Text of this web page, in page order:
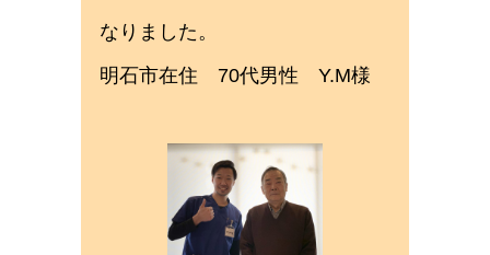
なりました。
明石市在住 70代男性 Y.M様